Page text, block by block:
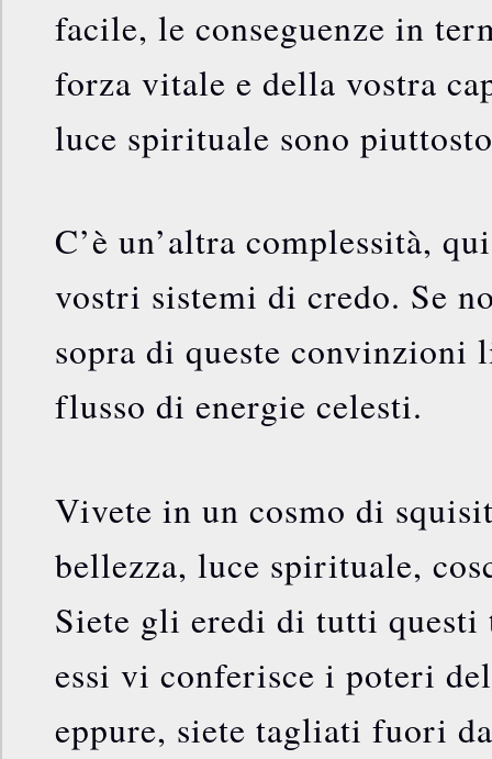
facile, le conseguenze in
forza vitale e della vostra
luce spirituale sono
C’è un’altra complessità,
vostri sistemi di credo. Se
sopra di queste
flusso di energie celesti.
Vivete in un cosmo di
bellezza, luce spirituale,
Siete gli eredi di tutti questi
essi vi conferisce i poteri
eppure, siete tagliati fuori